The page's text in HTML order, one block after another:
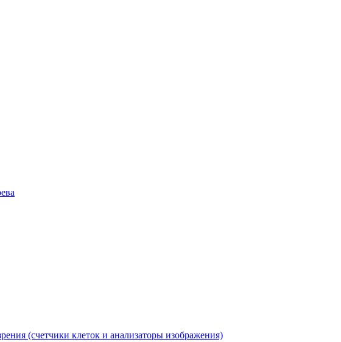
(счетчики клеток и анализаторы изображения)